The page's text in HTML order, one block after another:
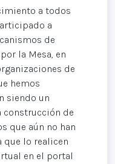
a todos
a
de
la Mesa, en
de
hemos
siendo un
construcción de
que aún no han
que lo realicen
en el portal